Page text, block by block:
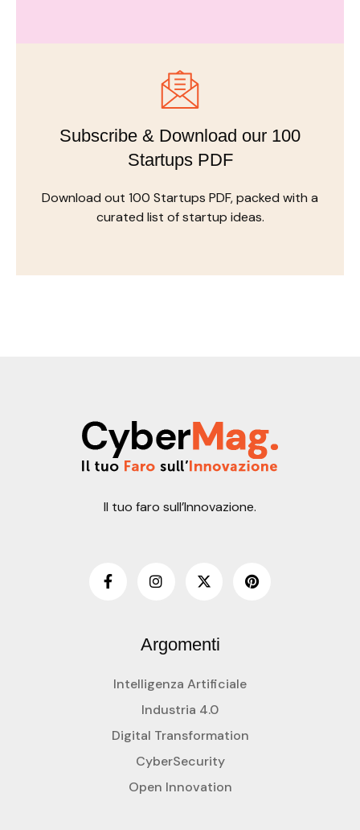
Subscribe & Download our 100
Startups PDF
Download out 100 Startups PDF, packed with a
curated list of startup ideas.
Il tuo faro sull’Innovazione.
Argomenti
Intelligenza Artificiale
Industria 4.0
Digital Transformation
CyberSecurity
Open Innovation